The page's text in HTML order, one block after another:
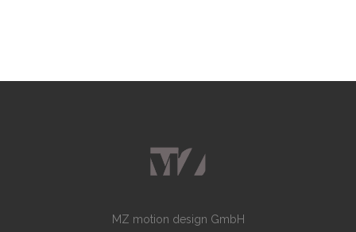
MZ motion design GmbH